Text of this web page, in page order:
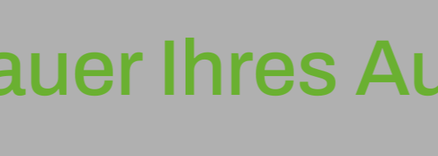
Ihres Autos